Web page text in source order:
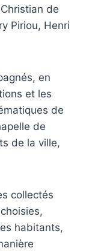
de
Piriou, Henri
en
et les
de
de
de la ville,
collectés
habitants,